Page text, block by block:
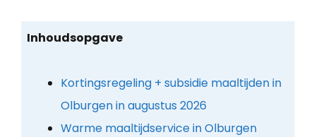
Inhoudsopgave
Kortingsregeling + subsidie maaltijden in
Olburgen in augustus 2026
Warme maaltijdservice in Olburgen